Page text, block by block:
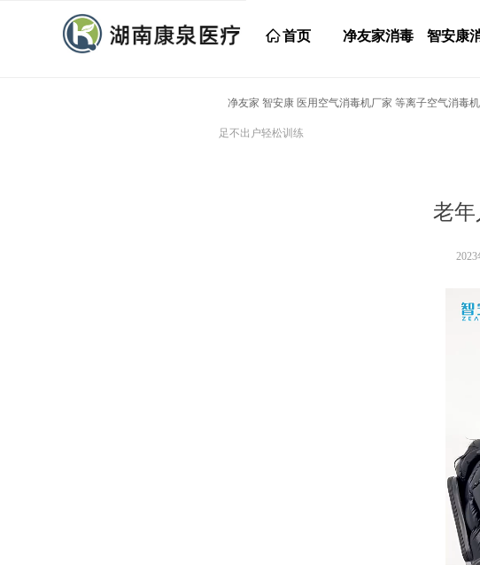
ꀇ 首页 净友家消毒 智安康
老
净友家 智安康 医用空气消毒机厂家 等离子空气消毒
足不出户轻松训练
2023